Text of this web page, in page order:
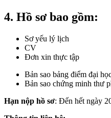
4. Hồ sơ bao gồm:
Sơ yếu lý lịch
CV
Đơn xin thực tập
Bản sao bảng điểm đại
Bản sao chứng minh thư
Hạn nộp hồ sơ: Đến hết ngày